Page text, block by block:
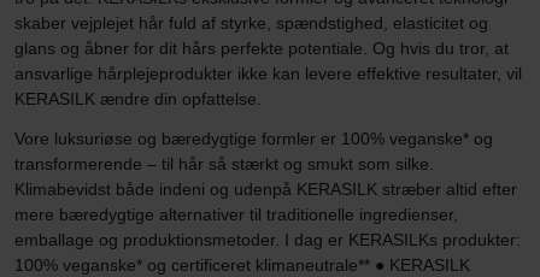
skaber vejplejet hår fuld af styrke, spændstighed, elasticitet og
glans og åbner for dit hårs perfekte potentiale. Og hvis du tror, at
ansvarlige hårplejeprodukter ikke kan levere effektive resultater, vil
KERASILK ændre din opfattelse.
Vore luksuriøse og bæredygtige formler er 100% veganske* og
transformerende – til hår så stærkt og smukt som silke.
Klimabevidst både indeni og udenpå KERASILK stræber altid efter
mere bæredygtige alternativer til traditionelle ingredienser,
emballage og produktionsmetoder. I dag er KERASILKs produkter:
100% veganske* og certificeret klimaneutrale** ● KERASILK